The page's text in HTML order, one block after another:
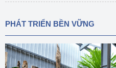
PHÁT TRIỂN BỀN VỮNG